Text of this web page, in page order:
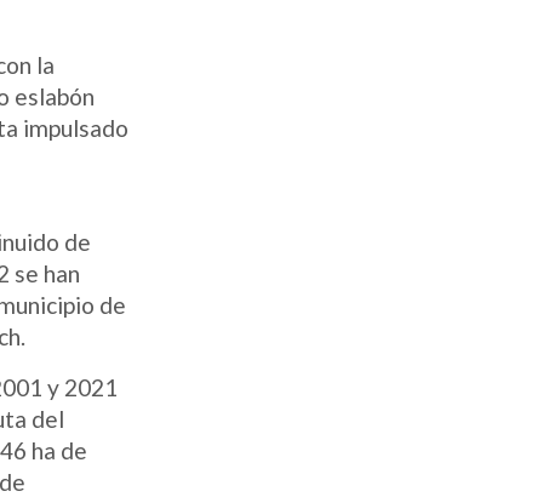
la
eslabón
impulsado
de
se han
de
y 2021
del
ha de